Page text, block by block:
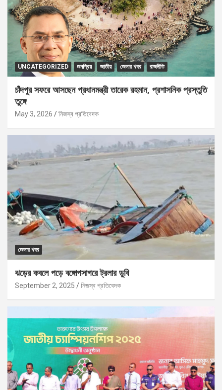
UNCATEGORIZED জনপ্রিয় জাতীয় জেলার খবর রাজনীতি
চাঁদপুর সফরে আসছেন প্রধানমন্ত্রী তারেক রহমান, প্রশাসনিক প্রস্তুতি
তুঙ্গে
May 3, 2026 নিজস্ব প্রতিবেদক
জেলার খবর
ঝড়ের কবলে পড়ে বঙ্গোপসাগরে ট্রলার ডুবি
September 2, 2025 নিজস্ব প্রতিবেদক